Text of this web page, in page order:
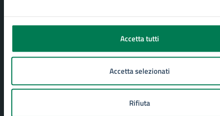
Accetta tutti
Accetta selezionati
Rifiuta
AMMINISTRAZIONE
Organi di governo